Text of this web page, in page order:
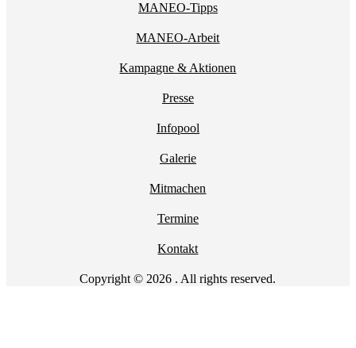
MANEO-Tipps
MANEO-Arbeit
Kampagne & Aktionen
Presse
Infopool
Galerie
Mitmachen
Termine
Kontakt
Copyright © 2026 . All rights reserved.